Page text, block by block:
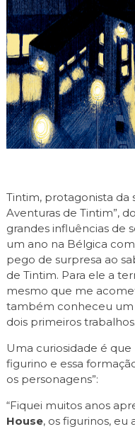
Tintim, protagonista da
Aventuras de Tintim”,
grandes influências de
um ano na Bélgica
pego de surpresa ao
de Tintim. Para ele a
mesmo que me
também conheceu um
dois primeiros trabalhos.
Uma curiosidade é
figurino e essa
os personagens”:
“Fiquei muitos anos
House, os figurinos,